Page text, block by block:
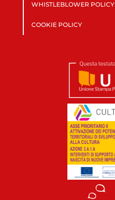
WHISTLEBLOWER POLICY
COOKIE POLICY